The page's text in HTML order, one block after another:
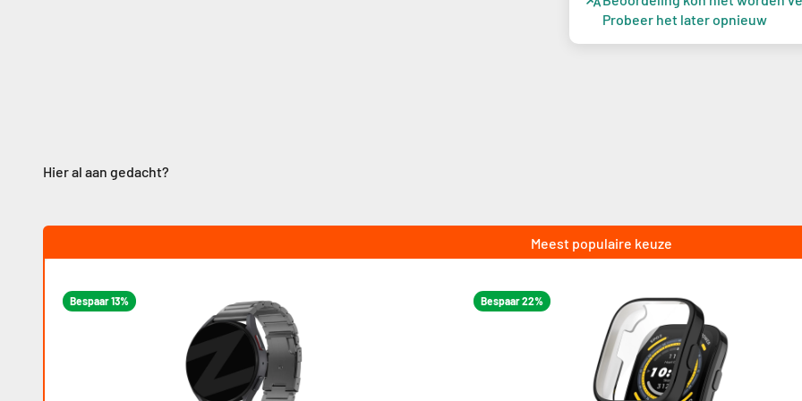
Probeer het later opnieuw
Meest populaire keuze
Bespaar 13% Bespaar 22%